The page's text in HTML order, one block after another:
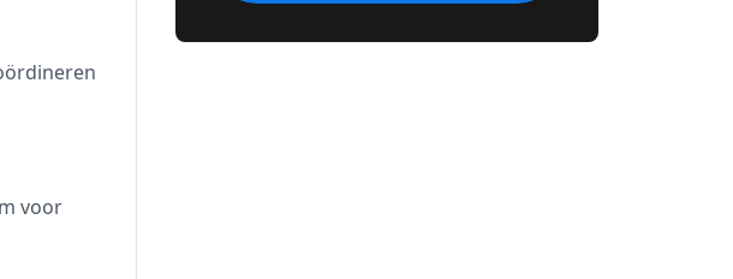
voor